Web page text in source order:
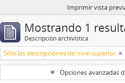
Imprimir vista
Mostrando 1
Descripción archivística
Sólo las descripciones de nivel superior
Opciones avanzadas